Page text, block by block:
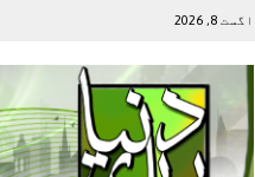
اگست 8, 2026